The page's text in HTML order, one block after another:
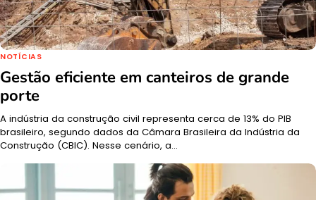
NOTÍCIAS
Gestão eficiente em canteiros de grande
porte
A indústria da construção civil representa cerca de 13% do PIB
brasileiro, segundo dados da Câmara Brasileira da Indústria da
Construção (CBIC). Nesse cenário, a…